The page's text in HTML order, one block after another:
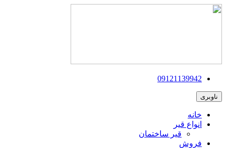
09121139942
ناوبری
خانه
انواع قیر
قیر ساختمان
فروش